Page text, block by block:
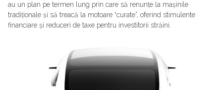
au un plan pe termen lung prin care să renunțe la mașinile
tradiționale și să treacă la motoare “curate”, oferind stimulente
financiare și reduceri de taxe pentru investitorii străini.